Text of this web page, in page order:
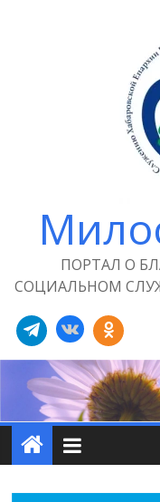
ПОРТАЛ О
СОЦИАЛЬНОМ